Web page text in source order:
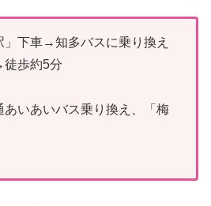
」下車→知多バスに乗り換え
徒歩約5分
いあいバス乗り換え、「梅